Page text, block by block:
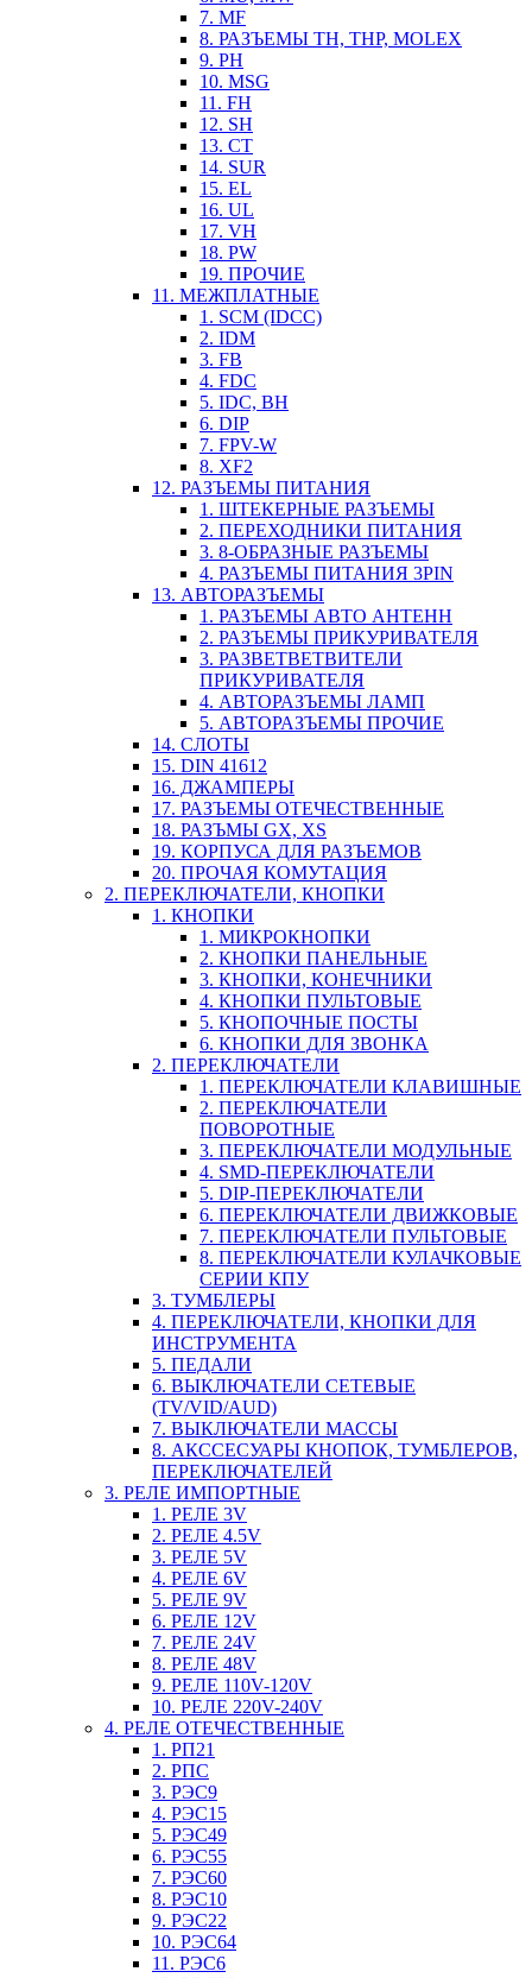
7. MF
8. РАЗЪЕМЫ TH, THP, MOLEX
9. PH
10. MSG
11. FH
12. SH
13. CT
14. SUR
15. EL
16. UL
17. VH
18. PW
19. ПРОЧИЕ
11. МЕЖПЛАТНЫЕ
1. SCM (IDCC)
2. IDM
3. FB
4. FDC
5. IDC, BH
6. DIP
7. FPV-W
8. XF2
12. РАЗЪЕМЫ ПИТАНИЯ
1. ШТЕКЕРНЫЕ РАЗЪЕМЫ
2. ПЕРЕХОДНИКИ ПИТАНИЯ
3. 8-ОБРАЗНЫЕ РАЗЪЕМЫ
4. РАЗЪЕМЫ ПИТАНИЯ 3PIN
13. АВТОРАЗЪЕМЫ
1. РАЗЪЕМЫ АВТО АНТЕНН
2. РАЗЪЕМЫ ПРИКУРИВАТЕЛЯ
3. РАЗВЕТВЕТВИТЕЛИ
ПРИКУРИВАТЕЛЯ
4. АВТОРАЗЪЕМЫ ЛАМП
5. АВТОРАЗЪЕМЫ ПРОЧИЕ
14. СЛОТЫ
15. DIN 41612
16. ДЖАМПЕРЫ
17. РАЗЪЕМЫ ОТЕЧЕСТВЕННЫЕ
18. РАЗЪМЫ GX, XS
19. КОРПУСА ДЛЯ РАЗЪЕМОВ
20. ПРОЧАЯ КОМУТАЦИЯ
2. ПЕРЕКЛЮЧАТЕЛИ, КНОПКИ
1. КНОПКИ
1. МИКРОКНОПКИ
2. КНОПКИ ПАНЕЛЬНЫЕ
3. КНОПКИ, КОНЕЧНИКИ
4. КНОПКИ ПУЛЬТОВЫЕ
5. КНОПОЧНЫЕ ПОСТЫ
6. КНОПКИ ДЛЯ ЗВОНКА
2. ПЕРЕКЛЮЧАТЕЛИ
1. ПЕРЕКЛЮЧАТЕЛИ КЛАВИШНЫЕ
2. ПЕРЕКЛЮЧАТЕЛИ
ПОВОРОТНЫЕ
3. ПЕРЕКЛЮЧАТЕЛИ МОДУЛЬНЫЕ
4. SMD-ПЕРЕКЛЮЧАТЕЛИ
5. DIP-ПЕРЕКЛЮЧАТЕЛИ
6. ПЕРЕКЛЮЧАТЕЛИ ДВИЖКОВЫЕ
7. ПЕРЕКЛЮЧАТЕЛИ ПУЛЬТОВЫЕ
8. ПЕРЕКЛЮЧАТЕЛИ КУЛАЧКОВЫЕ
СЕРИИ КПУ
3. ТУМБЛЕРЫ
4. ПЕРЕКЛЮЧАТЕЛИ, КНОПКИ ДЛЯ
ИНСТРУМЕНТА
5. ПЕДАЛИ
6. ВЫКЛЮЧАТЕЛИ СЕТЕВЫЕ
(TV/VID/AUD)
7. ВЫКЛЮЧАТЕЛИ МАССЫ
8. АКССЕСУАРЫ КНОПОК, ТУМБЛЕРОВ,
ПЕРЕКЛЮЧАТЕЛЕЙ
3. РЕЛЕ ИМПОРТНЫЕ
1. РЕЛЕ 3V
2. РЕЛЕ 4.5V
3. РЕЛЕ 5V
4. РЕЛЕ 6V
5. РЕЛЕ 9V
6. РЕЛЕ 12V
7. РЕЛЕ 24V
8. РЕЛЕ 48V
9. РЕЛЕ 110V-120V
10. РЕЛЕ 220V-240V
4. РЕЛЕ ОТЕЧЕСТВЕННЫЕ
1. РП21
2. РПС
3. РЭС9
4. РЭС15
5. РЭС49
6. РЭС55
7. РЭС60
8. РЭС10
9. РЭС22
10. РЭС64
11. РЭС6